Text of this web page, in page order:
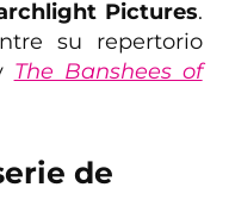
Pictures.
su repertorio
The Banshees of
de